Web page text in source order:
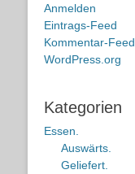
Anmelden
Eintrags-Feed
Kommentar-Feed
WordPress.org
Kategorien
Essen.
Auswärts.
Geliefert.